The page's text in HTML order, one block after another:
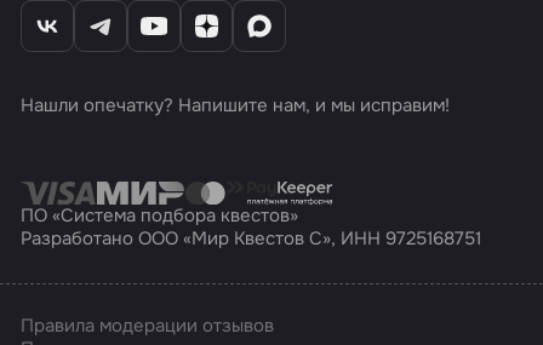
Нашли опечатку? Напишите нам, и мы исправим!
ПО «Система подбора квестов»
Разработано ООО «Мир Квестов С», ИНН 9725168751
Правила модерации отзывов